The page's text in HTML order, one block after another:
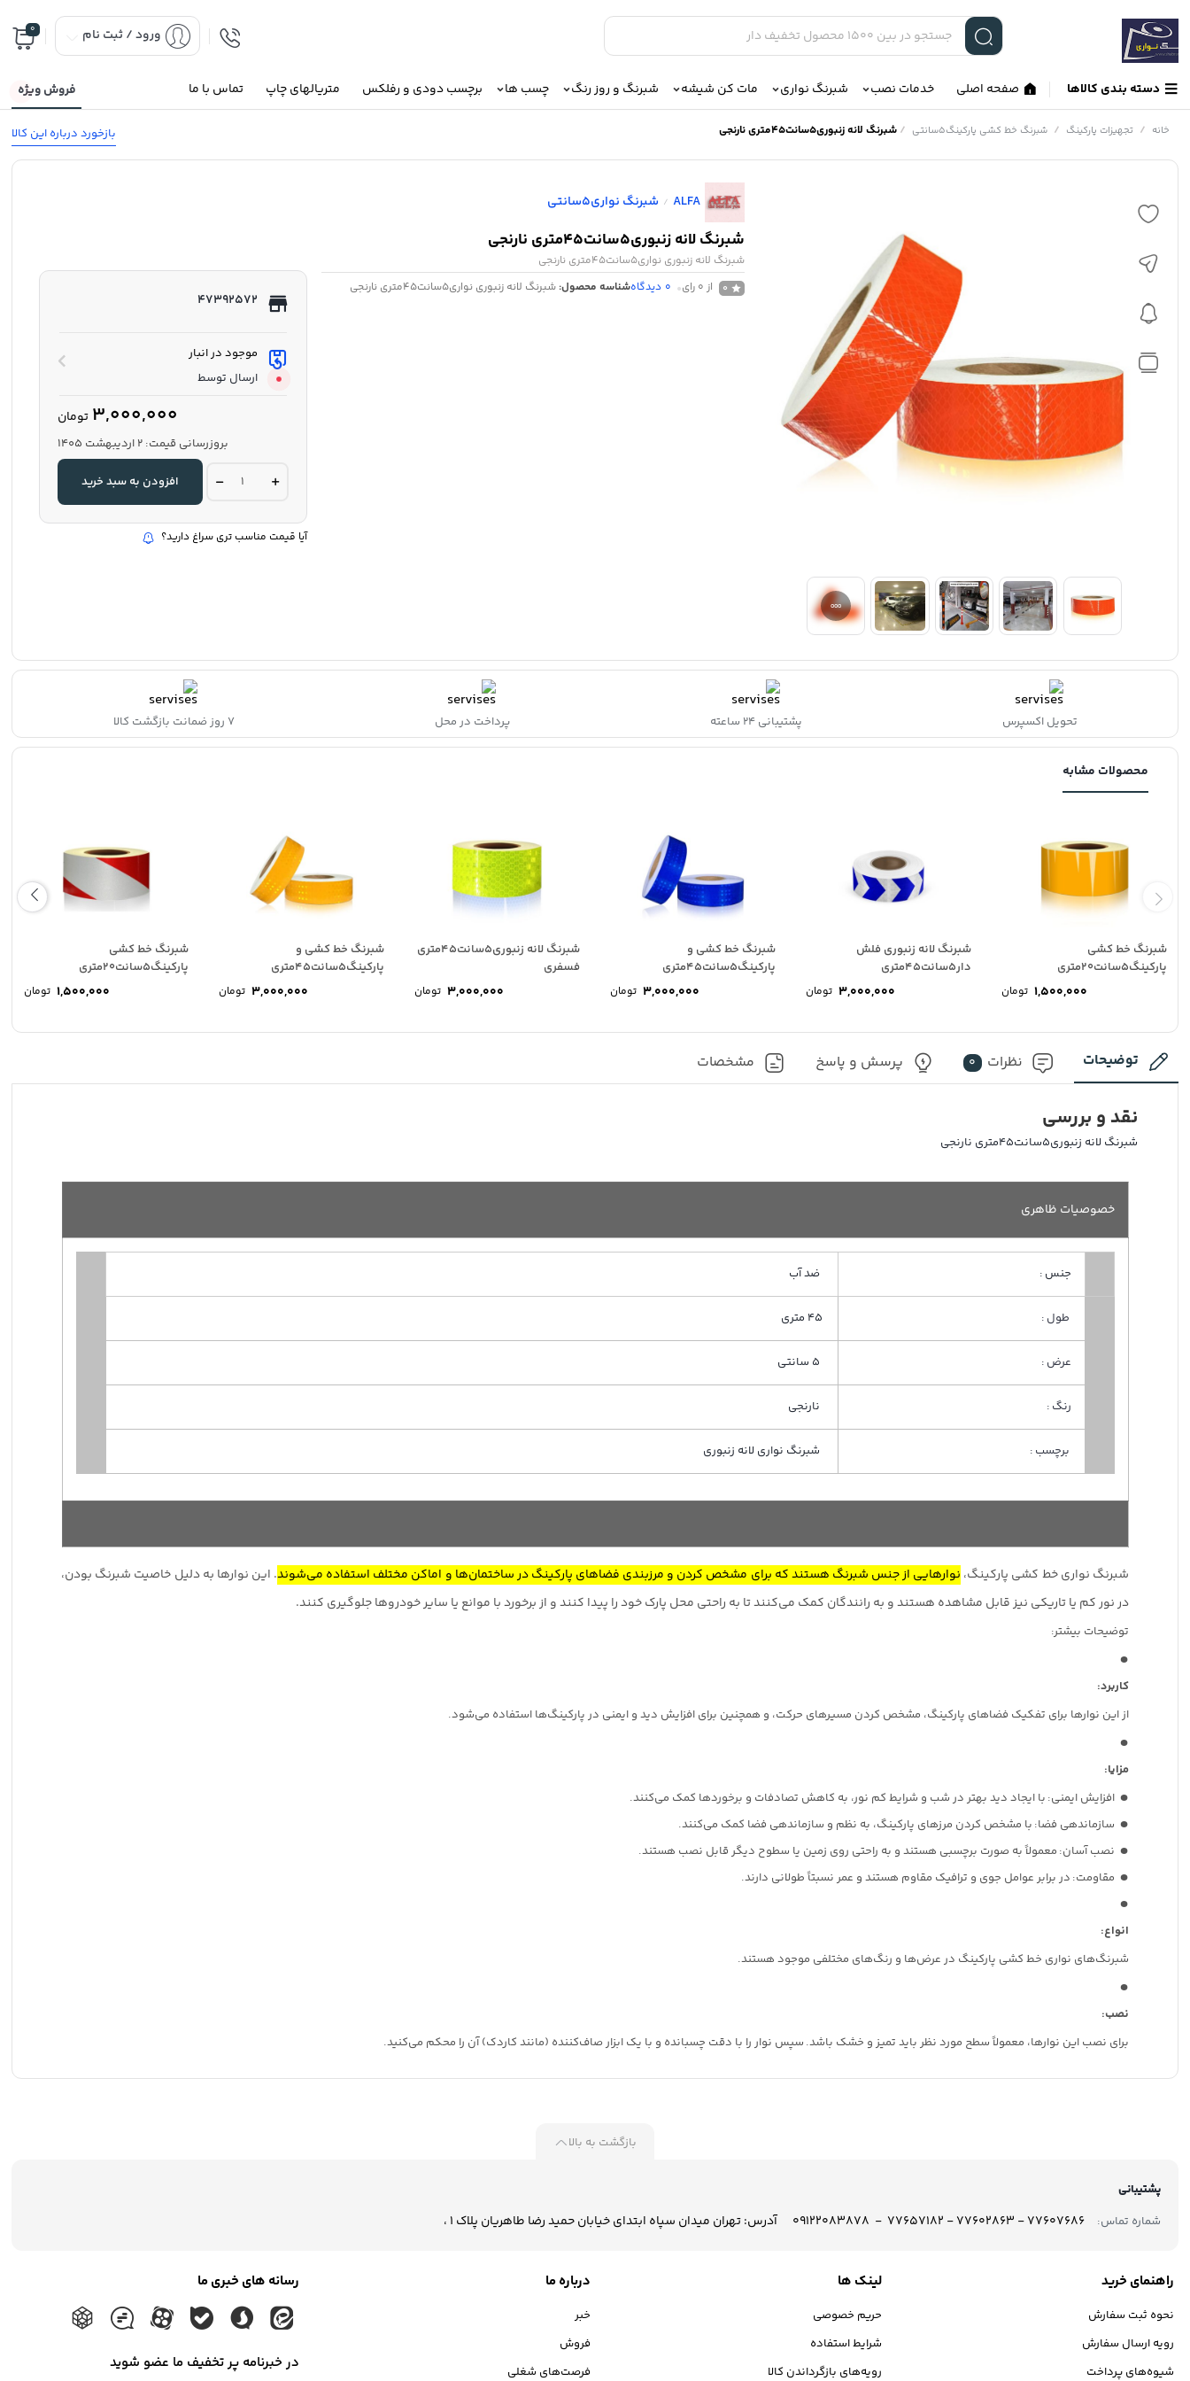
ورود / ثبت نام 0
دسته بندی کالاها صفحه اصلی خدمات نصب شبرنگ نواری مات کن شیشه شبرنگ و روز رنگ چسب ها برچسب دودی و رفلکس متریالهای چاپ تماس با ما فروش ویژه
بازخورد درباره این کالا خانه / تجهیزات پارکینگ / شبرنگ خط کشی پارکینگ5سانتی /شبرنگ لانه زنبوری5سانت45متری نارنجی
ALFA
/ شبرنگ نواری5سانتی
شبرنگ لانه زنبوری5سانت45متری نارنجی
شبرنگ لانه زنبوری نواری5سانت45متری نارنجی
0 از 0 رای 0 دیدگاهشناسه محصول:شبرنگ لانه زنبوری نواری5سانت45متری نارنجی
47392572
موجود در انبار
ارسال توسط
3,000,000 تومان
بروزرسانی قیمت: 2 اردیبهشت 1405
شبرنگ
لانه
زنبوری5سانت45متری
نارنجی
quantity
افزودن به سبد خرید
آیا قیمت مناسب تری سراغ دارید؟
تحویل اکسپرس پشتیبانی ۲۴ ساعته پرداخت در محل ۷ روز ضمانت بازگشت کالا
محصولات مشابه
شبرنگ خط کشی
پارکینگ5سانت20متری
1,500,000 تومان
شبرنگ لانه زنبوری فلش
دار5سانت45متری
3,000,000 تومان
شبرنگ خط کشی و
پارکینگ5سانت45متری
3,000,000 تومان
شبرنگ لانه زنبوری5سانت45متری
فسفری
3,000,000 تومان
شبرنگ خط کشی و
پارکینگ5سانت45متری
3,000,000 تومان
شبرنگ خط کشی
پارکینگ5سانت20متری
1,500,000 تومان
توضیحات نظرات 0 پرسش و پاسخ مشخصات
نقد و بررسی
شبرنگ لانه زنبوری5سانت45متری نارنجی
خصوصیات ظاهری
جنس : ضد آب
طول :
عرض :
رنگ : نارنجی
برچسب : شبرنگ نواری لانه زنبوری
شبرنگ نواری خط کشی پارکینگ، نوارهایی از جنس شبرنگ هستند که برای مشخص کردن و مرزبندی فضاهای پارکینگ در ساختمان‌ها و اماکن مختلف استفاده می‌شوند. این نوارها به دلیل خاصیت شبرنگ بودن،
در نور کم یا تاریکی نیز قابل مشاهده هستند و به رانندگان کمک می‌کنند تا به راحتی محل پارک خود را پیدا کنند و از برخورد با موانع یا سایر خودروها جلوگیری کنند.
توضیحات بیشتر:
کاربرد:
از این نوارها برای تفکیک فضاهای پارکینگ، مشخص کردن مسیرهای حرکت، و همچنین برای افزایش دید و ایمنی در پارکینگ‌ها استفاده می‌شود.
مزایا:
افزایش ایمنی: با ایجاد دید بهتر در شب و شرایط کم نور، به کاهش تصادفات و برخوردها کمک می‌کنند.
سازماندهی فضا: با مشخص کردن مرزهای پارکینگ، به نظم و سازماندهی فضا کمک می‌کنند.
نصب آسان: معمولاً به صورت برچسبی هستند و به راحتی روی زمین یا سطوح دیگر قابل نصب هستند.
مقاومت: در برابر عوامل جوی و ترافیک مقاوم هستند و عمر نسبتاً طولانی دارند.
انواع:
شبرنگ‌های نواری خط کشی پارکینگ در عرض‌ها و رنگ‌های مختلفی موجود هستند.
نصب:
برای نصب این نوارها، معمولاً سطح مورد نظر باید تمیز و خشک باشد. سپس نوار را با دقت چسبانده و با یک ابزار صاف‌کننده (مانند کاردک) آن را محکم می‌کنید.
بازگشت به بالا
پشتیبانی
شماره تماس:
77607686 - 77602863 - 77657182 - 09122083878 آدرس: تهران میدان سپاه ابتدای خیابان حمید رضا طاهریان پلاک 1 ،
راهنمای خرید
نحوه ثبت سفارش
رویه ارسال سفارش
شیوه‌های پرداخت
لینک ها
حریم خصوصی
شرایط استفاده
رویه‌های بازگرداندن کالا
درباره ما
خبر
فروش
فرصت‌های شغلی
رسانه های خبری ما
در خبرنامه پر تخفیف ما عضو شوید